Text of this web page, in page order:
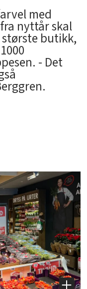
med
nyttår skal
butikk,
- Det